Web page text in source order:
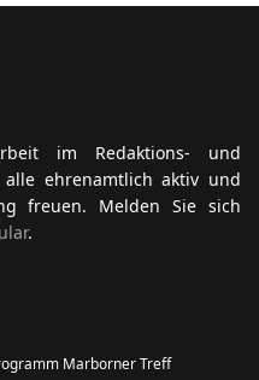
im Redaktions- und
ehrenamtlich aktiv und
freuen. Melden Sie sich
.
Marborner Treff